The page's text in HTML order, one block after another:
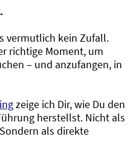
vermutlich kein Zufall.
richtige Moment, um
– und anzufangen, in
zeige ich Dir, wie Du den
herstellst. Nicht als
als direkte